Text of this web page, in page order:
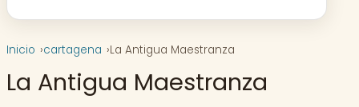
Inicio cartagena La Antigua Maestranza
La Antigua Maestranza